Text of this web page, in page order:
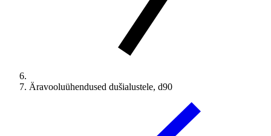
Äravooluühendused dušialustele, d90